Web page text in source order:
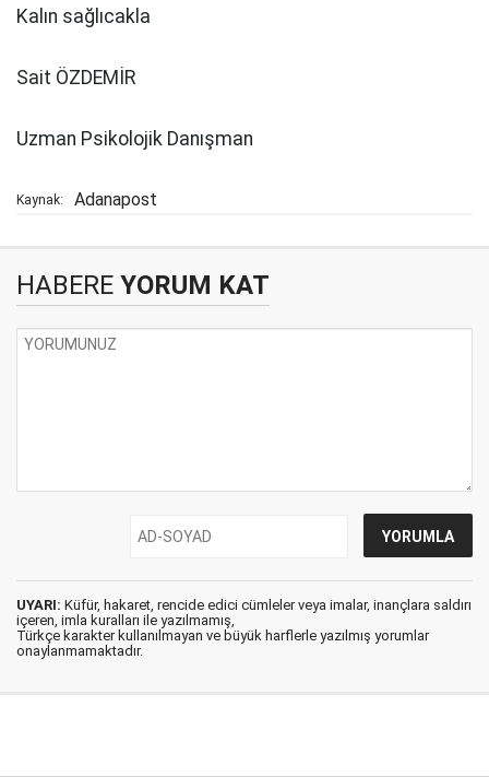
Kalın sağlıcakla
Sait ÖZDEMİR
Uzman Psikolojik Danışman
Kaynak: Adanapost
HABERE YORUM KAT
UYARI: Küfür, hakaret, rencide edici cümleler veya imalar, inançlara saldırı
içeren, imla kuralları ile yazılmamış,
Türkçe karakter kullanılmayan ve büyük harflerle yazılmış yorumlar
onaylanmamaktadır.